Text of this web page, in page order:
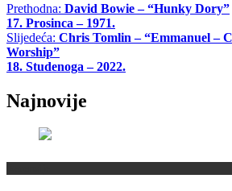
Prethodna: David Bowie – “Hunky Dory”
17. Prosinca – 1971.
Slijedeća: Chris Tomlin – “Emmanuel –
Worship”
18. Studenoga – 2022.
Najnovije